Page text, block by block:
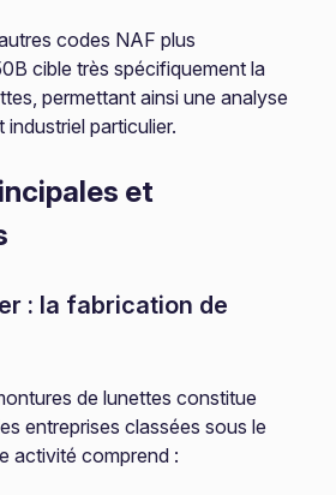
codes NAF plus
cible très spécifiquement la
permettant ainsi une analyse
particulier.
et
: la fabrication de
de lunettes constitue
entreprises classées sous le
activité comprend :